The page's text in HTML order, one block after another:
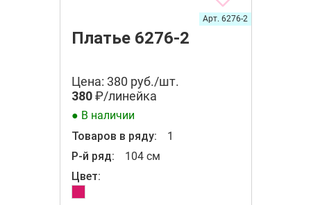
Платье 6276-2
Арт. 6276-2
Цена: 380 руб./шт.
380₽/линейка
● В наличии
Товаров в ряду:
1
Р-й ряд:
104 см
Цвет: